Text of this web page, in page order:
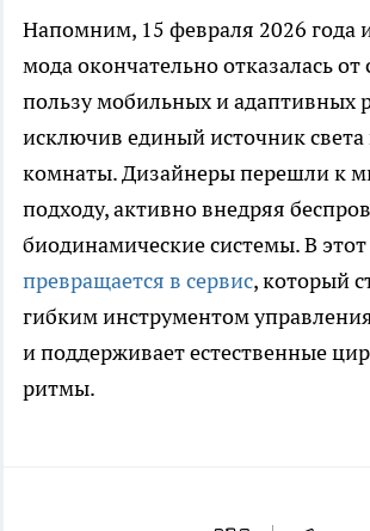
Напомним, 15 февраля 2026 года
мода окончательно отказалась от
пользу мобильных и адаптивных
исключив единый источник света
комнаты. Дизайнеры перешли к
подходу, активно внедряя
биодинамические системы. В
превращается в сервис, который
гибким инструментом
и поддерживает естественные
ритмы.